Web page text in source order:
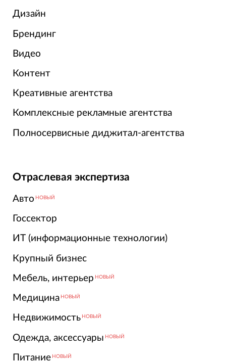
Дизайн
Брендинг
Видео
Контент
Креативные агентства
Комплексные рекламные агентства
Полносервисные диджитал-агентства
Отраслевая экспертиза
Авто НОВЫЙ
Госсектор
ИТ (информационные технологии)
Крупный бизнес
Мебель, интерьер НОВЫЙ
Медицина НОВЫЙ
Недвижимость НОВЫЙ
Одежда, аксессуары НОВЫЙ
Питание НОВЫЙ